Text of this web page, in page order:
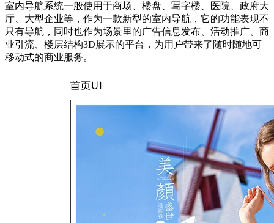
室内导航系统一般使用于商场、楼盘、写字楼、医院、政府大
厅、大型企业等，作为一款新型的室内导航，它的功能表现不
只有导航，同时也作为场景里的广告信息发布、活动推广、商
业引流、楼层结构3D展示的平台，为用户带来了随时随地可
移动式的商业服务。